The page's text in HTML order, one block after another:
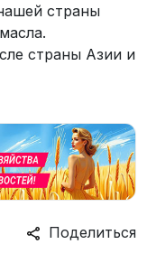
страны
страны Азии и
Поделиться